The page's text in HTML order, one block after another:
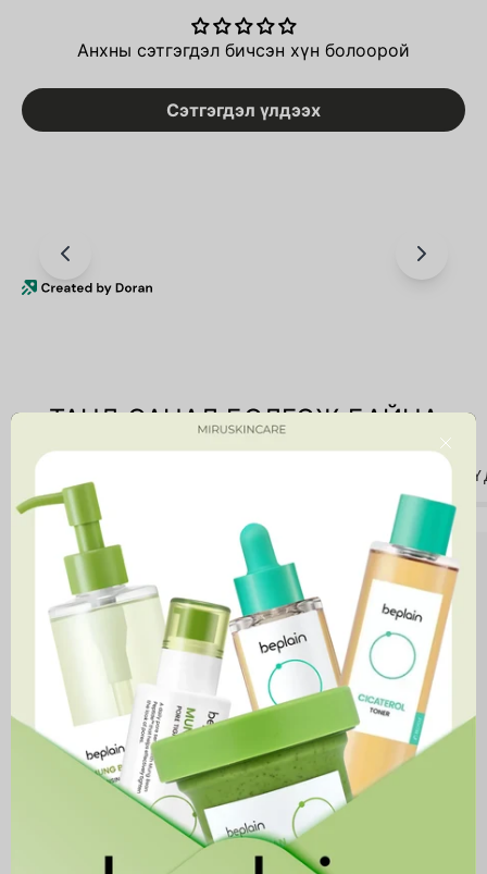
Close
Анхны сэтгэгдэл бичсэн хүн болоорой
Сэтгэгдэл үлдээх
ТАНД САНАЛ БОЛГОЖ БАЙНА
ШИНЭЭР ИРСЭН
Niacinamide
10%
+
Zinc
1%